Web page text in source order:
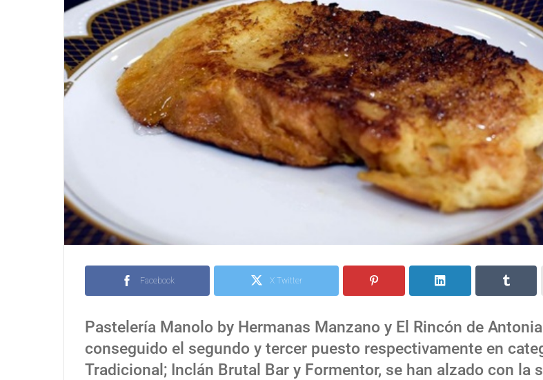
Facebook X Twitter
Pastelería Manolo by Hermanas Manzano y El Rincón de
conseguido el segundo y tercer puesto respectivamente en
Tradicional; Inclán Brutal Bar y Formentor, se han alzado con la